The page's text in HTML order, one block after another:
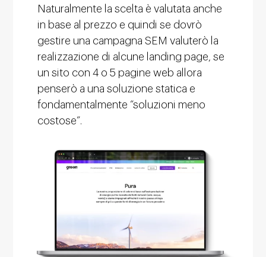
Naturalmente la scelta è valutata anche
in base al prezzo e quindi se dovrò
gestire una campagna SEM valuterò la
realizzazione di alcune landing page, se
un sito con 4 o 5 pagine web allora
penserò a una soluzione statica e
fondamentalmente “soluzioni meno
costose”.